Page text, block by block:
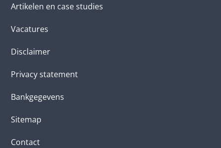
Artikelen en case studies
Vacatures
Disclaimer
Privacy statement
Bankgegevens
Sitemap
Contact